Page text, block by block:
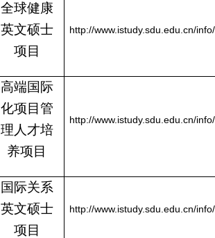
全球健康
英文硕士
项目
http://www.istudy.sdu.edu.cn/
高端国际
化项目管
理人才培
养项目
http://www.istudy.sdu.edu.cn/
国际关系
英文硕士
项目
http://www.istudy.sdu.edu.cn/